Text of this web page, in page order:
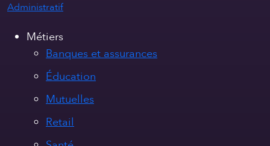
Administratif
Métiers
Banques et assurances
Éducation
Mutuelles
Retail